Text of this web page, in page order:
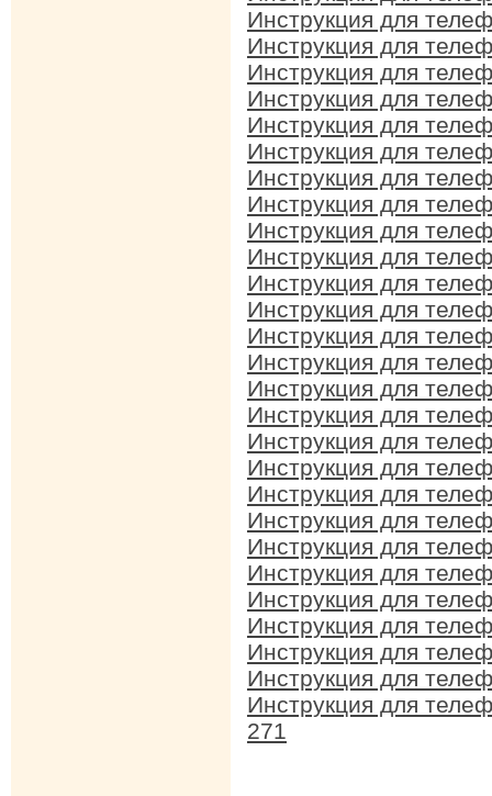
Инструкция для
Инструкция для
Инструкция для
Инструкция для
Инструкция для
Инструкция для
Инструкция для
Инструкция для
Инструкция для
Инструкция для
Инструкция для
Инструкция для
Инструкция для
Инструкция для
Инструкция для
Инструкция для
Инструкция для
Инструкция для
Инструкция для
Инструкция для
Инструкция для
Инструкция для
Инструкция для
Инструкция для
Инструкция для
Инструкция для
Инструкция для
271